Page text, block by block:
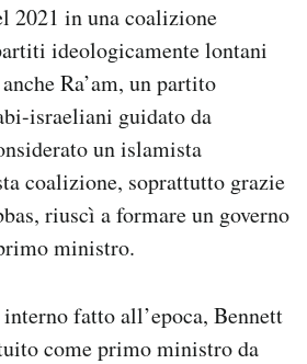
2021 in una coalizione
ideologicamente lontani
Ra’am, un partito
israeliani guidato da
un islamista
coalizione, soprattutto grazie
riuscì a formare un governo
ministro.
fatto all’epoca, Bennett
come primo ministro da